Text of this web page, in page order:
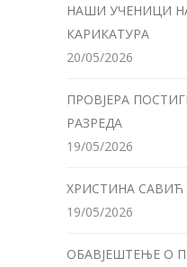
НАШИ УЧЕНИЦИ
КАРИКАТУРА
20/05/2026
ПРОВЈЕРА
РАЗРЕДА
19/05/2026
ХРИСТИНА САВИЋ
19/05/2026
ОБАВЈЕШТЕЊЕ О